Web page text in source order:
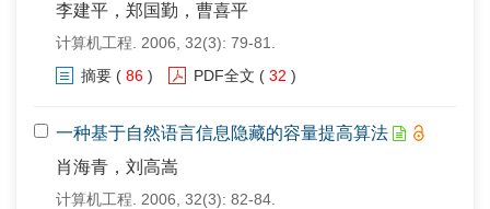
李建平，郑国勤，曹喜平
计算机工程. 2006, 32(3): 79-81.
摘要 ( 86 ) PDF全文 ( 32 )
一种基于自然语言信息隐藏的容量提高算法
肖海青，刘高嵩
计算机工程. 2006, 32(3): 82-84.